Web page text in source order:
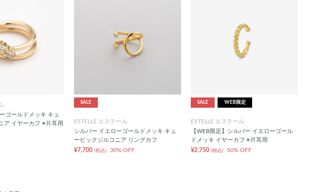
ゴールドメッキ キュ
ア イヤーカフ ※片耳用
SALE
ESTELLE エステール
シルバー イエローゴールドメッキ キュ
ービックジルコニア リングカフ
¥7,700 (税込) 30% OFF
SALE WEB限定
ESTELLE エステール
【WEB限定】シルバー イエローゴール
ドメッキ イヤーカフ ※片耳用
¥2,750 (税込) 50% OFF